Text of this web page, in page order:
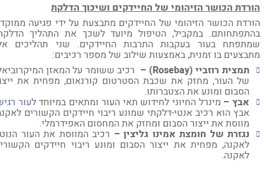
הכושר הזיהומי של החיידקים ושיכוך הדלקת
הכושר הזיהומי של החיידקים מתבצעת על ידי פגיעה ממוקדת
במקביל, הטיפול מיועד לשכך את התהליך הדלקתי
בעור בעקבות התרבות החיידקים. שני תהליכים אלו
בו זמנית, באמצעות שילוב של מספר רכיבים:
תמצית רוזביי (Rosebay
) –רכיב ששומר על המאזן המיקרוביאלי
של העור, מחזק את שכבת הסטרטום קורנאום, מפחית את ייצור
הסבום ומונע את הצטברותו.
אבץ –מינרל החיוני לחידוש תאי העור ומתאים במיוחדלעור רגיש.
אבץ הוא רכיב אנטי-דלקתי שמונע ריבוי חיידקים הקשורים לאקנה,
מווסת את ייצור הסבום ומחזק את המחסום האפידרמלי.
נגזרת של חומצת אמינו גליצין –רכיב המווסת את העור הנוטה
לאקנה, מפחית את ייצור הסבום ומונע ריבוי חיידקים הקשורים
לאקנה.